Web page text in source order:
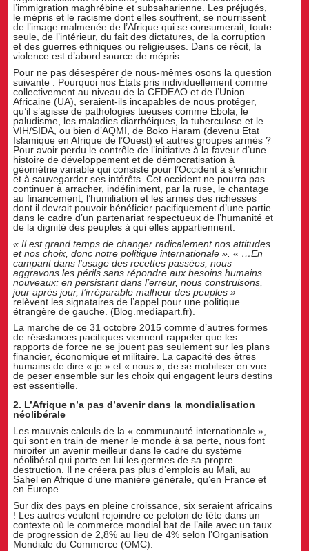
l’immigration maghrébine et subsaharienne. Les préjugés,
le mépris et le racisme dont elles souffrent, se nourrissent
de l’image malmenée de l’Afrique qui se consumerait, toute
seule, de l’intérieur, du fait des dictatures, de la corruption
et des guerres ethniques ou religieuses. Dans ce récit, la
violence est d’abord source de mépris.
Pour ne pas désespérer de nous-mêmes osons la question
suivante : Pourquoi nos États pris individuellement comme
collectivement au niveau de la CEDEAO et de l’Union
Africaine (UA), seraient-ils incapables de nous protéger,
qu’il s’agisse de pathologies tueuses comme Ebola, le
paludisme, les maladies diarrhéiques, la tuberculose et le
VIH/SIDA, ou bien d’AQMI, de Boko Haram (devenu Etat
Islamique en Afrique de l’Ouest) et autres groupes armés ?
Pour avoir perdu le contrôle de l’initiative à la faveur d’une
histoire de développement et de démocratisation à
géométrie variable qui consiste pour l’Occident à s’enrichir
et à sauvegarder ses intérêts. Cet occident ne pourra pas
continuer à arracher, indéfiniment, par la ruse, le chantage
au financement, l’humiliation et les armes des richesses
dont il devrait pouvoir bénéficier pacifiquement d’une partie
dans le cadre d’un partenariat respectueux de l’humanité et
de la dignité des peuples à qui elles appartiennent.
« Il est grand temps de changer radicalement nos attitudes
et nos choix, donc notre politique internationale ». « …En
campant dans l’usage des recettes passées, nous
aggravons les périls sans répondre aux besoins humains
nouveaux; en persistant dans l’erreur, nous construisons,
jour après jour, l’irréparable malheur des peuples »
relèvent les signataires de l’appel pour une politique
étrangère de gauche. (Blog.mediapart.fr).
La marche de ce 31 octobre 2015 comme d’autres formes
de résistances pacifiques viennent rappeler que les
rapports de force ne se jouent pas seulement sur les plans
financier, économique et militaire. La capacité des êtres
humains de dire « je » et « nous », de se mobiliser en vue
de peser ensemble sur les choix qui engagent leurs destins
est essentielle.
2. L’Afrique n’a pas d’avenir dans la mondialisation
néolibérale
Les mauvais calculs de la « communauté internationale »,
qui sont en train de mener le monde à sa perte, nous font
miroiter un avenir meilleur dans le cadre du système
néolibéral qui porte en lui les germes de sa propre
destruction. Il ne créera pas plus d’emplois au Mali, au
Sahel en Afrique d’une manière générale, qu’en France et
en Europe.
Sur dix des pays en pleine croissance, six seraient africains
! Les autres veulent rejoindre ce peloton de tête dans un
contexte où le commerce mondial bat de l’aile avec un taux
de progression de 2,8% au lieu de 4% selon l’Organisation
Mondiale du Commerce (OMC).